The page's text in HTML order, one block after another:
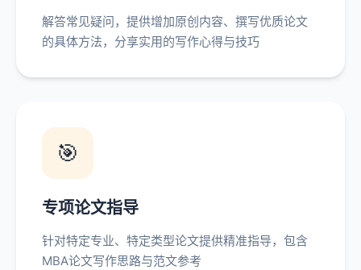
解答常见疑问，提供增加原创内容、撰写优质论文
的具体方法，分享实用的写作心得与技巧
🎯
专项论文指导
针对特定专业、特定类型论文提供精准指导，包含
MBA论文写作思路与范文参考